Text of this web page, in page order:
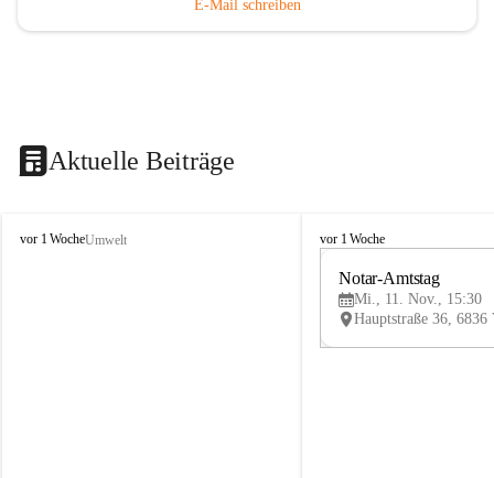
E-Mail schreiben
Aktuelle Beiträge
V
vor 1 WocheUmwelt
V
vor 1 Woche
Notar-Amtstag
Mi., 11. Nov., 15:30